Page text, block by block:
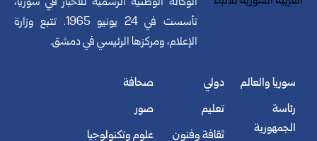
تأسست في 24 يونيو 1965. تتبع وزارة
الإعلام، ومركزها الرئيسي في دمشق.
سوريا والعالم
رئاسة
الجمهورية
دولي
تعليم
ثقافة وفنون
صحافة
صور
علوم وتكنولوجيا